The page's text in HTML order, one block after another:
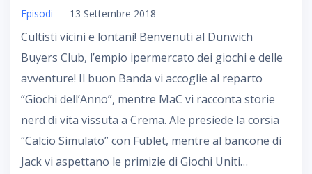
Episodi – 13 Settembre 2018
Cultisti vicini e lontani! Benvenuti al Dunwich
Buyers Club, l’empio ipermercato dei giochi e delle
avventure! Il buon Banda vi accoglie al reparto
“Giochi dell’Anno”, mentre MaC vi racconta storie
nerd di vita vissuta a Crema. Ale presiede la corsia
“Calcio Simulato” con Fublet, mentre al bancone di
Jack vi aspettano le primizie di Giochi Uniti…